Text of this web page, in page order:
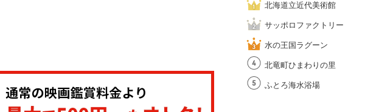
北海道立近代美術館
サッポロファクトリー
水の王国ラグーン
北竜町ひまわりの里
ふとろ海水浴場